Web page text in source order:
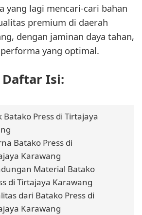
yang lagi mencari-cari bahan
premium di daerah
dengan jaminan daya tahan,
yang optimal.
Daftar Isi:
Batako Press di Tirtajaya
Batako Press di
Karawang
Material Batako
di Tirtajaya Karawang
dari Batako Press di
Karawang